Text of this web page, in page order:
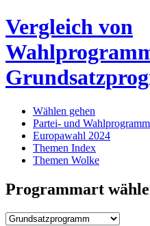
Vergleich von
Wählen gehen
Partei- und
Europawahl 2024
Themen Index
Themen Wolke
Programmart